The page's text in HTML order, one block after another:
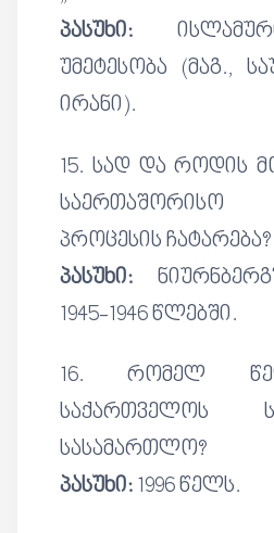
პასუხი:
უმეტესობა (მაგ.,
ირანი).
15. სად და როდის
საერთაშორისო
პროცესის ჩატარება?
პასუხი:
1945-1946 წლებში.
16. რომელ
საქართველოს
სასამართლო?
პასუხი: 1996 წელს.